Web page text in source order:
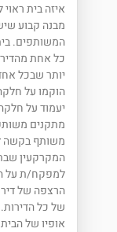
איזה בית
יותר שבכל
הוקמו על
מתקנים
משותף בקשה
המקרקעין
למפקח/ת על
הרצפה של
של כל
אופיו של